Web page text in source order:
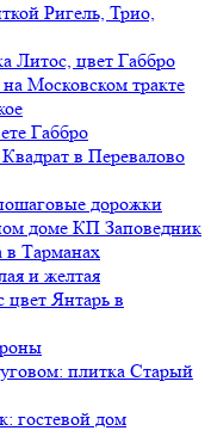
Ригель, Трио,
Литос, цвет Габбро
Московском тракте
Габбро
в Перевалово
дорожки
доме КП Заповедник
в Тарманах
и желтая
Янтарь в
плитка Старый
гостевой дом